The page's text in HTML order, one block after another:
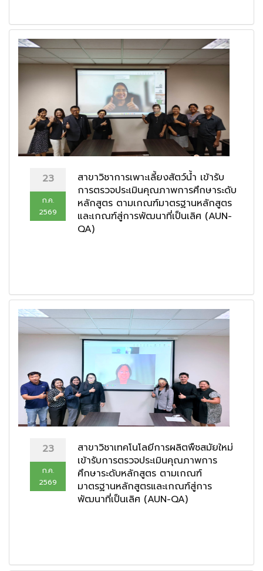
23
ก.ค.
2569
สาขาวิชาการเพาะเลี้ยงสัตว์น้ำ เข้ารับ
การตรวจประเมินคุณภาพการศึกษาระดับ
หลักสูตร ตามเกณฑ์มาตรฐานหลักสูตร
และเกณฑ์สู่การพัฒนาที่เป็นเลิศ (AUN-
QA)
23
ก.ค.
2569
สาขาวิชาเทคโนโลยีการผลิตพืชสมัยใหม่
เข้ารับการตรวจประเมินคุณภาพการ
ศึกษาระดับหลักสูตร ตามเกณฑ์
มาตรฐานหลักสูตรและเกณฑ์สู่การ
พัฒนาที่เป็นเลิศ (AUN-QA)